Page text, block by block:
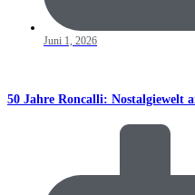
Juni 1, 2026
50 Jahre Roncalli: Nostalgiewelt